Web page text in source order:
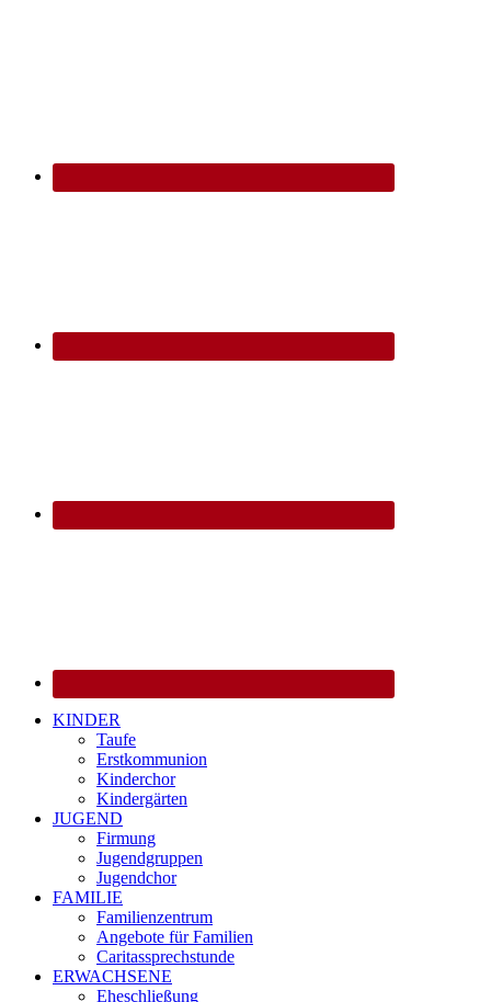
KINDER
Taufe
Erstkommunion
Kinderchor
Kindergärten
JUGEND
Firmung
Jugendgruppen
Jugendchor
FAMILIE
Familienzentrum
Angebote für Familien
Caritassprechstunde
ERWACHSENE
Eheschließung